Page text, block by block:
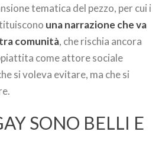
tematica del pezzo, per cui i
una narrazione che va
comunità, che rischia ancora
come attore sociale
si voleva evitare, ma che si
SONO BELLI E